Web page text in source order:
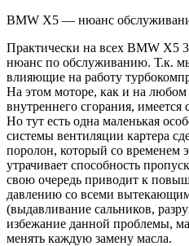
BMW X5 — нюанс
Практически на всех BMW X5
нюанс по обслуживанию. Т.к.
влияющие на работу
На этом моторе, как и на любом
внутреннего сгорания, имеется
Но тут есть одна маленькая
системы вентиляции картера
поролон, который со временем
утрачивает способность
свою очередь приводит к
давлению со всеми
(выдавливание сальников,
избежание данной проблемы,
менять каждую замену масла.